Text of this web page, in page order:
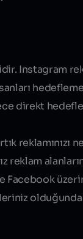
Instagram
direkt
Facebook